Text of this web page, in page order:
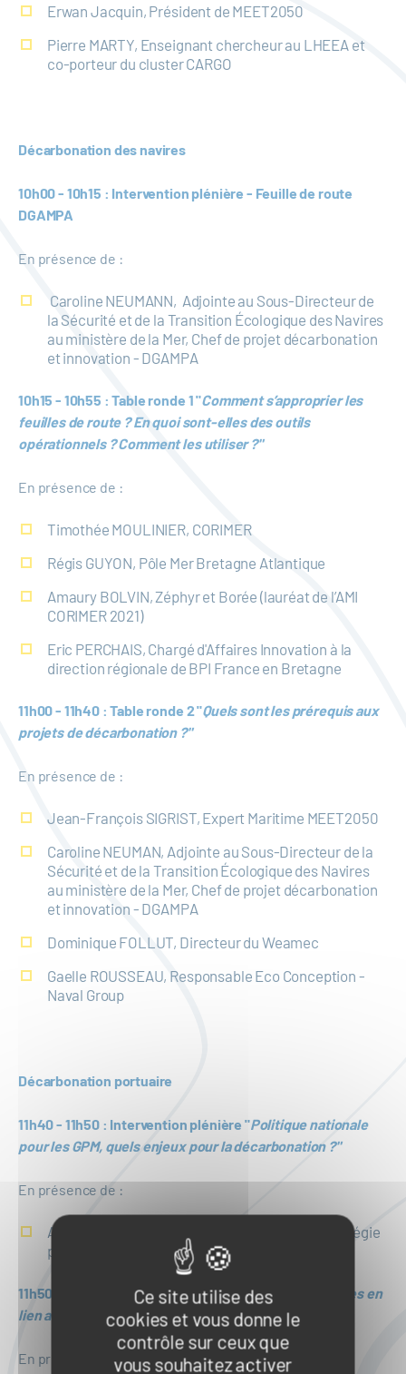
Ce site utilise des
cookies et vous donne le
contrôle sur ceux que
vous souhaitez activer
Erwan Jacquin, Président de MEET2050
Pierre MARTY, Enseignant chercheur au LHEEA et
co-porteur du cluster CARGO
Décarbonation des navires
10h00 - 10h15 : Intervention plénière - Feuille de route
DGAMPA
En présence de :
Caroline NEUMANN, Adjointe au Sous-Directeur de
la Sécurité et de la Transition Écologique des Navires
au ministère de la Mer, Chef de projet décarbonation
et innovation - DGAMPA
10h15 - 10h55 : Table ronde 1 "Comment s’approprier les
feuilles de route ? En quoi sont-elles des outils
opérationnels ? Comment les utiliser ?"
En présence de :
Timothée MOULINIER, CORIMER
Régis GUYON, Pôle Mer Bretagne Atlantique
Amaury BOLVIN, Zéphyr et Borée (lauréat de l’AMI
CORIMER 2021)
Eric PERCHAIS, Chargé d'Affaires Innovation à la
direction régionale de BPI France en Bretagne
11h00 - 11h40 : Table ronde 2 "Quels sont les prérequis aux
projets de décarbonation ?"
En présence de :
Jean-François SIGRIST, Expert Maritime MEET2050
Caroline NEUMAN, Adjointe au Sous-Directeur de la
Sécurité et de la Transition Écologique des Navires
au ministère de la Mer, Chef de projet décarbonation
et innovation - DGAMPA
Dominique FOLLUT, Directeur du Weamec
Gaelle ROUSSEAU, Responsable Eco Conception -
Naval Group
Décarbonation portuaire
11h40 - 11h50 : Intervention plénière "Politique nationale
pour les GPM, quels enjeux pour la décarbonation ?"
En présence de :
Arthur DE CAMBIAIRE, Chef du bureau de la stratégie
portuaire à la DGITM
11h50 - 12h30 : Table ronde 3 "Les évolutions portuaires en
lien avec la décarbonation du maritime"
En présence de :